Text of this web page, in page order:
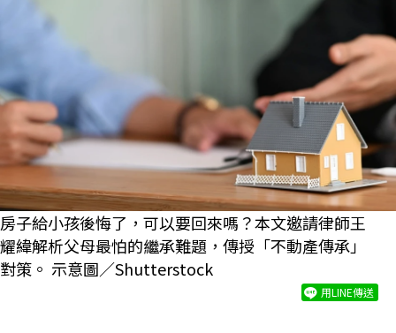
房子給小孩後悔了，可以要回來嗎？本文邀請律師王
耀緯解析父母最怕的繼承難題，傳授「不動產傳承」
對策。 示意圖／Shutterstock
用LINE傳送